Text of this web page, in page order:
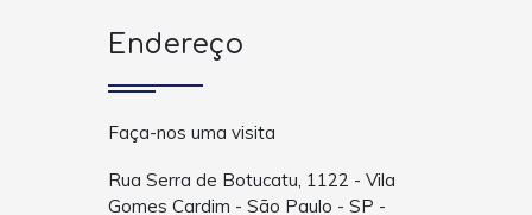
Endereço
Faça-nos uma visita
Rua Serra de Botucatu, 1122 - Vila
Gomes Cardim - São Paulo - SP -